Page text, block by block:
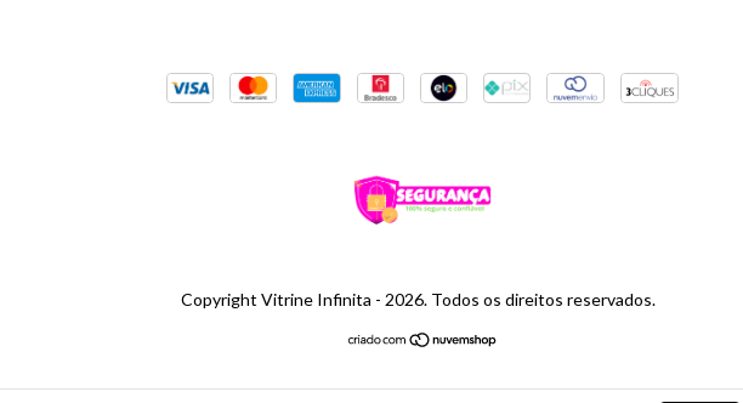
Copyright Vitrine Infinita - 2026. Todos os direitos reservados.